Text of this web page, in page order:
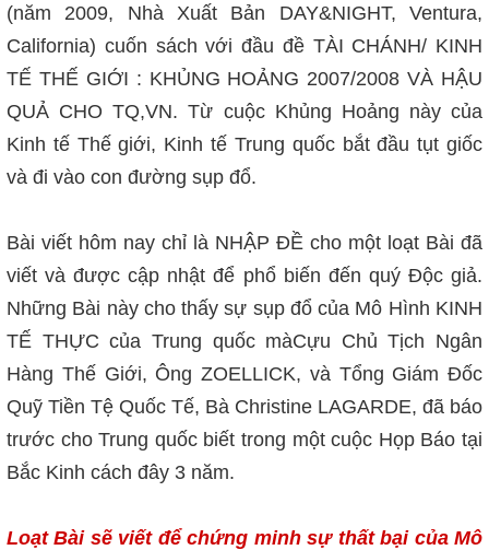
(năm 2009, Nhà Xuất Bản DAY&NIGHT, Ventura,
California) cuốn sách với đầu đề TÀI CHÁNH/ KINH
TẾ THẾ GIỚI : KHỦNG HOẢNG 2007/2008 VÀ HẬU
QUẢ CHO TQ,VN. Từ cuộc Khủng Hoảng này của
Kinh tế Thế giới, Kinh tế Trung quốc bắt đầu tụt giốc
và đi vào con đường sụp đổ.
Bài viết hôm nay chỉ là NHẬP ĐỀ cho một loạt Bài đã
viết và được cập nhật để phổ biến đến quý Độc giả.
Những Bài này cho thấy sự sụp đổ của Mô Hình KINH
TẾ THỰC của Trung quốc màCựu Chủ Tịch Ngân
Hàng Thế Giới, Ông ZOELLICK, và Tổng Giám Đốc
Quỹ Tiền Tệ Quốc Tế, Bà Christine LAGARDE, đã báo
trước cho Trung quốc biết trong một cuộc Họp Báo tại
Bắc Kinh cách đây 3 năm.
Loạt Bài sẽ viết để chứng minh sự thất bại của Mô